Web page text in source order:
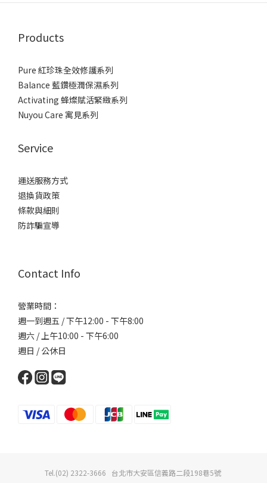
Products
Pure 紅珍珠全效修護系列
Balance 藍鑽極潤保濕系列
Activating 蜂燦賦活緊緻系列
Nuyou Care 寓見系列
Service
運送服務方式
退換貨政策
條款與細則
防詐騙宣導
Contact Info
營業時間：
週一到週五 / 下午12:00 - 下午8:00
週六 / 上午10:00 - 下午6:00
週日 / 公休日
Tel.(02) 2322-3666 台北市大安區信義路二段198巷5號